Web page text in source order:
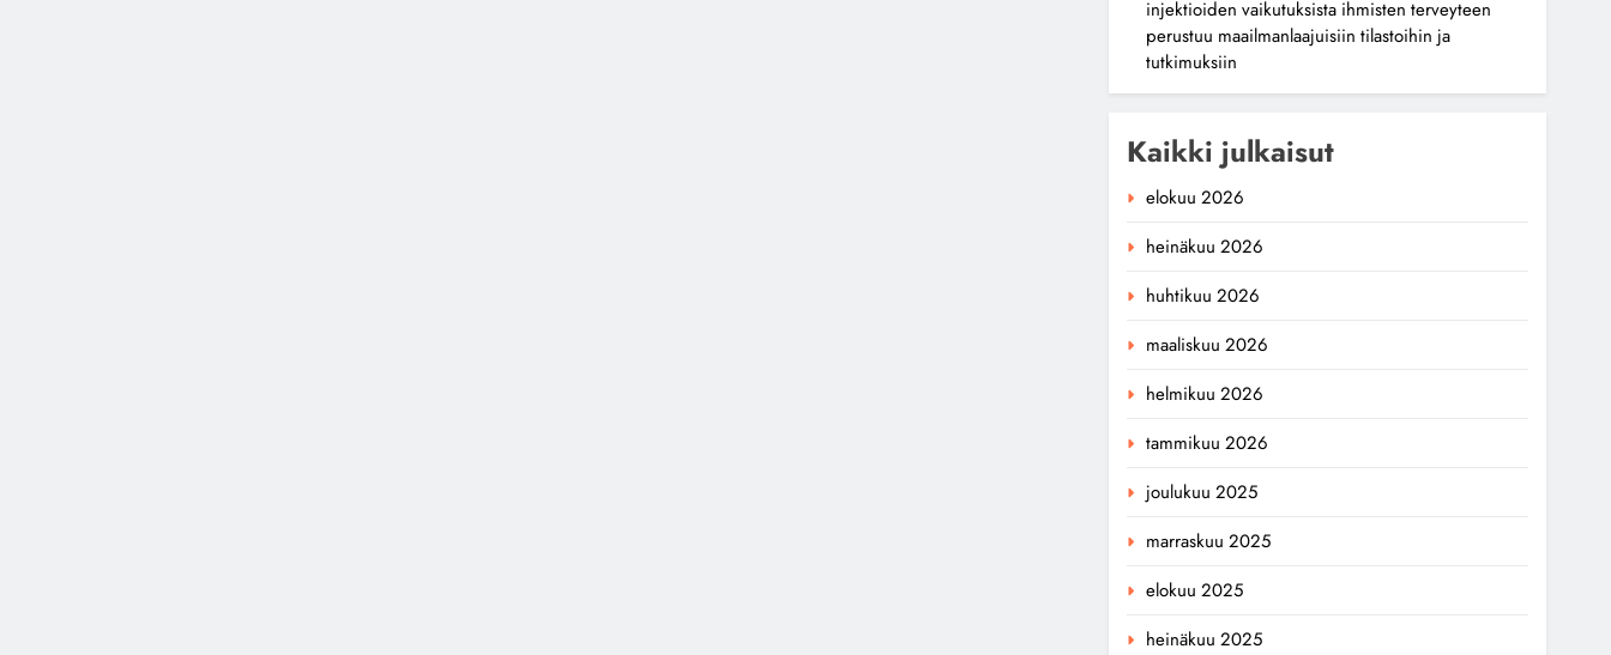
injektioiden vaikutuksista ihmisten terveyteen
perustuu maailmanlaajuisiin tilastoihin ja
tutkimuksiin
Kaikki julkaisut
elokuu 2026
heinäkuu 2026
huhtikuu 2026
maaliskuu 2026
helmikuu 2026
tammikuu 2026
joulukuu 2025
marraskuu 2025
elokuu 2025
heinäkuu 2025